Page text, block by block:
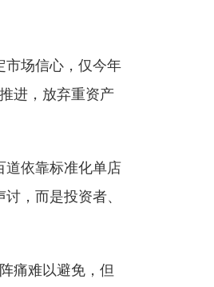
市场信心，仅今年
进，放弃重资产
道依靠标准化单店
，而是投资者、
痛难以避免，但